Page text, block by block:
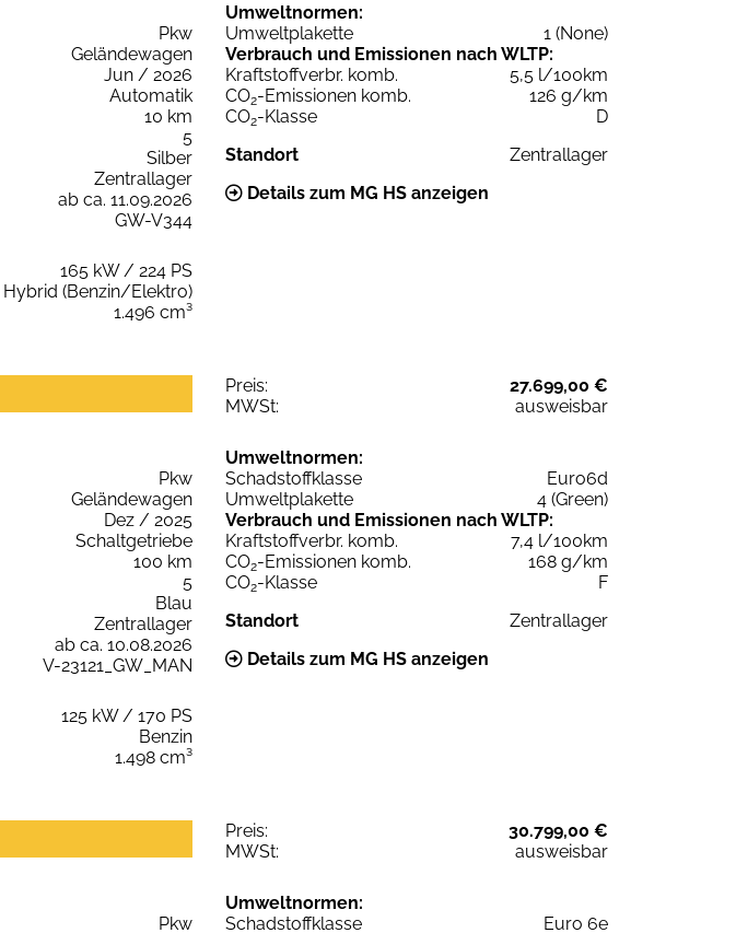
Pkw
Geländewagen
Jun / 2026
Automatik
10 km
5
Silber
Zentrallager
ab ca. 11.09.2026
GW-V344
165 kW / 224 PS
Hybrid (Benzin/Elektro)
1.496 cm³
Umweltnormen:
Umweltplakette
1 (None)
Verbrauch und Emissionen nach WLTP:
Kraftstoffverbr. komb.
5,5 l/100km
CO2-Emissionen komb.
126 g/km
CO2-Klasse
D
Standort
Zentrallager
Details zum MG HS anzeigen
Preis:
27.699,00 €
MWSt:
ausweisbar
Pkw
Geländewagen
Dez / 2025
Schaltgetriebe
100 km
5
Blau
Zentrallager
ab ca. 10.08.2026
V-23121_GW_MAN
125 kW / 170 PS
Benzin
1.498 cm³
Umweltnormen:
Schadstoffklasse
Euro6d
Umweltplakette
4 (Green)
Verbrauch und Emissionen nach WLTP:
Kraftstoffverbr. komb.
7,4 l/100km
CO2-Emissionen komb.
168 g/km
CO2-Klasse
F
Standort
Zentrallager
Details zum MG HS anzeigen
Preis:
30.799,00 €
MWSt:
ausweisbar
Pkw
Umweltnormen:
Schadstoffklasse
Euro 6e